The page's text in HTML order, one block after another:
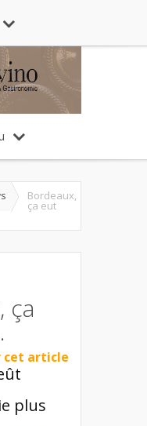
Bordeaux,
ça eut
ça
cet article
plus